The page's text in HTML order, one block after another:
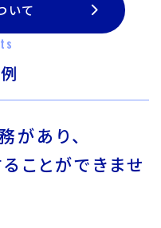
いて
があり、
ことができませ